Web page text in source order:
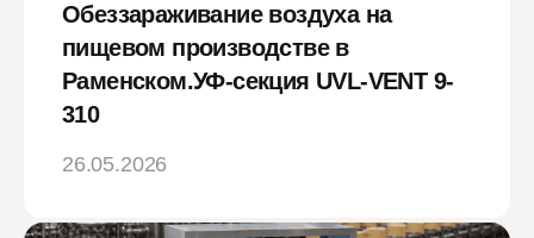
Обеззараживание воздуха на
пищевом производстве в
Раменском.УФ-секция UVL-VENT 9-
310
26.05.2026